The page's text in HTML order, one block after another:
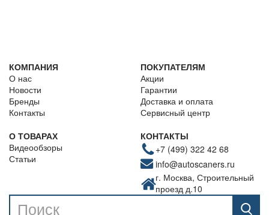
КОМПАНИЯ
О нас
Новости
Бренды
Контакты
ПОКУПАТЕЛЯМ
Акции
Гарантии
Доставка и оплата
Сервисный центр
О ТОВАРАХ
Видеообзоры
Статьи
КОНТАКТЫ
+7 (499) 322 42 68
info@autoscaners.ru
г. Москва, Строительный
проезд д.10